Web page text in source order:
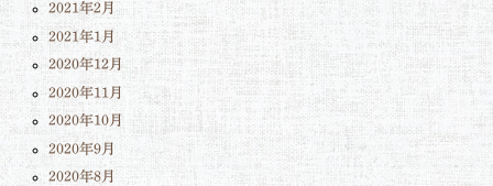
2021年2月
2021年1月
2020年12月
2020年11月
2020年10月
2020年9月
2020年8月